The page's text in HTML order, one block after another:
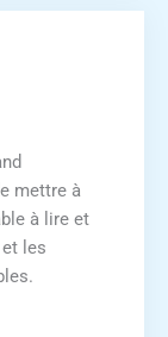
mettre à
à lire et
les